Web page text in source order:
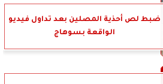
ضبط لص أحذية المصلين بعد تداول فيديو
الواقعة بسوهاج